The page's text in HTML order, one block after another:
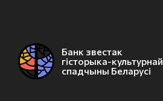
Банк звестак
гісторыка-культурнай
спадчыны Беларусі